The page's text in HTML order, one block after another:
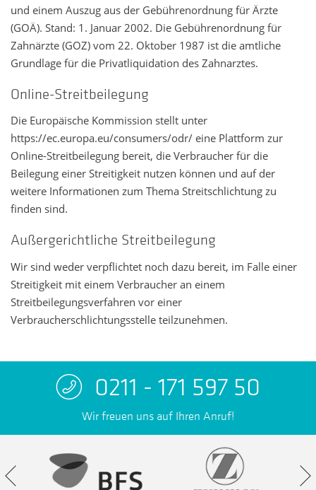
und einem Auszug aus der Gebührenordnung für Ärzte
(GOÄ). Stand: 1. Januar 2002. Die Gebührenordnung für
Zahnärzte (GOZ) vom 22. Oktober 1987 ist die amtliche
Grundlage für die Privatliquidation des Zahnarztes.
Online-Streitbeilegung
Die Europäische Kommission stellt unter
https://ec.europa.eu/consumers/odr/ eine Plattform zur
Online-Streitbeilegung bereit, die Verbraucher für die
Beilegung einer Streitigkeit nutzen können und auf der
weitere Informationen zum Thema Streitschlichtung zu
finden sind.
Außergerichtliche Streitbeilegung
Wir sind weder verpflichtet noch dazu bereit, im Falle einer
Streitigkeit mit einem Verbraucher an einem
Streitbeilegungsverfahren vor einer
Verbraucherschlichtungsstelle teilzunehmen.
0211 - 171 597 50
Wir freuen uns auf Ihren Anruf!